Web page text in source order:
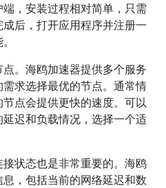
，安装过程相对简单，只需
后，打开应用程序并注册一
。海鸥加速器提供多个服务
求选择最优的节点。通常情
点会提供更快的速度。可以
迟和负载情况，选择一个适
状态也是非常重要的。海鸥
，包括当前的网络延迟和数